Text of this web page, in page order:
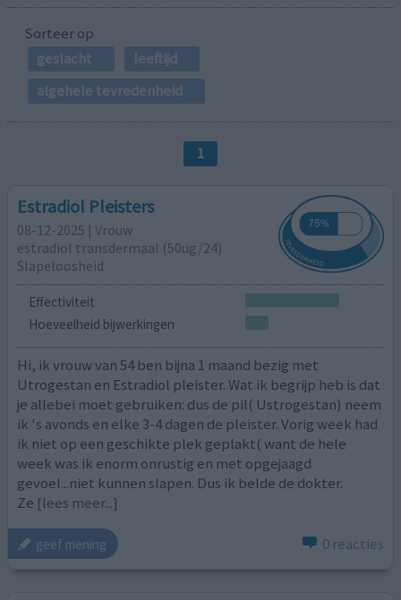
Sorteer op
geslacht
leeftijd
algehele tevredenheid
1
Estradiol Pleisters
08-12-2025 | Vrouw
estradiol transdermaal (50ug/24)
Slapeloosheid
Effectiviteit
Hoeveelheid bijwerkingen
Hi, ik vrouw van 54 ben bijna 1 maand bezig met
Utrogestan en Estradiol pleister. Wat ik begrijp heb is dat
je allebei moet gebruiken: dus de pil( Ustrogestan) neem
ik 's avonds en elke 3-4 dagen de pleister. Vorig week had
ik niet op een geschikte plek geplakt( want de hele
week was ik enorm onrustig en met opgejaagd
gevoel...niet kunnen slapen. Dus ik belde de dokter.
Ze [lees meer...]
geef mening 0 reacties